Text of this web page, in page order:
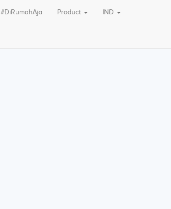
#DiRumahAja Product IND